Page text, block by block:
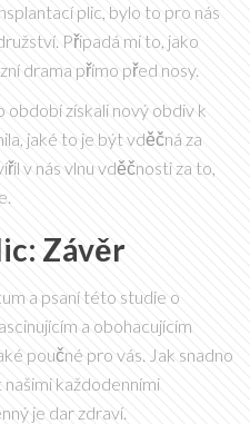
plic, bylo to pro nás
Připadá mi to, jako
drama přímo před nosy.
získali nový obdiv k
jaké to je být vděčná za
v nás vlnu vděčnosti za to,
Závěr
a psaní této studie o
a obohacujícím
poučné pro vás. Jak snadno
každodenními
je dar zdraví.